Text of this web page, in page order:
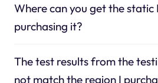
Where can you get the
purchasing it?
The test results from the
not match the region I